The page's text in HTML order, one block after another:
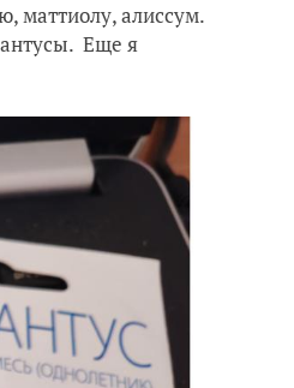
маттиолу, алиссум.
Еще я